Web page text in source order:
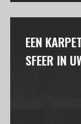
EEN
SFEER IN